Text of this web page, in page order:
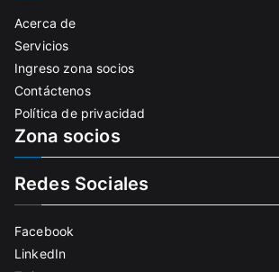
Acerca de
Servicios
Ingreso zona socios
Contáctenos
Política de privacidad
Zona socios
Redes Sociales
Facebook
LinkedIn